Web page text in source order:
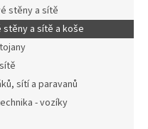
stěny a sítě
stěny a sítě a koše
sítí a paravanů
- vozíky